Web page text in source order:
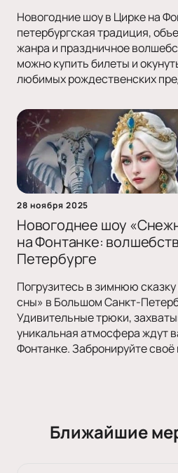
Новогодние шоу в Цирке на
петербургская традиция,
жанра и праздничное
можно купить билеты и
любимых рождественских
28 ноября 2025
Новогоднее шоу
на Фонтанке:
Петербурге
Погрузитесь в зимнюю
сны» в Большом Санкт-
Удивительные трюки,
уникальная атмосфера ждут
Фонтанке. Забронируйте своё
Ближайшие